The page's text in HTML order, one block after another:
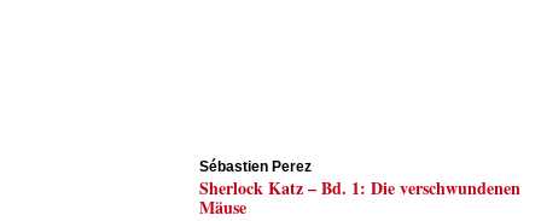
Sébastien Perez
Sherlock Katz – Bd. 1: Die verschwundenen
Mäuse